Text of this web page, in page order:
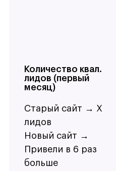
Количество квал.
лидов (первый
месяц)
Старый сайт → Х
лидов
Новый сайт →
Привели в 6 раз
больше